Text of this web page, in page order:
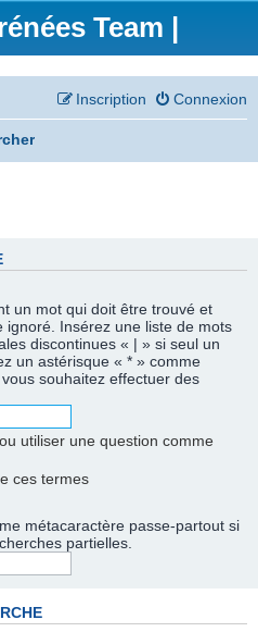
Team |
Connexion
Inscription
un mot qui doit être trouvé et
Insérez une liste de mots
discontinues « | » si seul un
un astérisque « * » comme
souhaitez effectuer des
utiliser une question comme
ces termes
métacaractère passe-partout si
partielles.